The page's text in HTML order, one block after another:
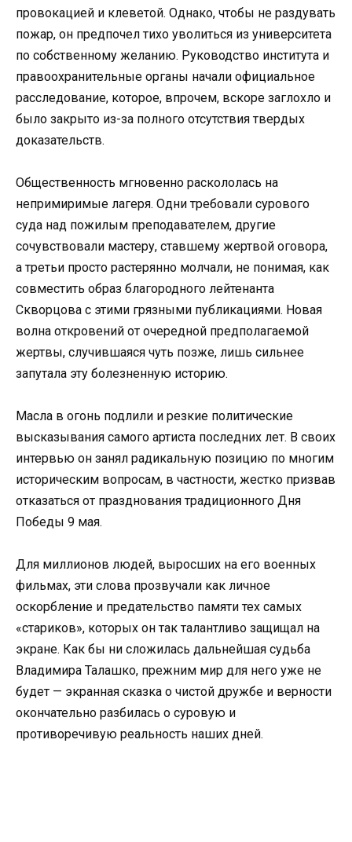
провокацией и клеветой. Однако, чтобы не раздувать
пожар, он предпочел тихо уволиться из университета
по собственному желанию. Руководство института и
правоохранительные органы начали официальное
расследование, которое, впрочем, вскоре заглохло и
было закрыто из-за полного отсутствия твердых
доказательств.
Общественность мгновенно раскололась на
непримиримые лагеря. Одни требовали сурового
суда над пожилым преподавателем, другие
сочувствовали мастеру, ставшему жертвой оговора,
а третьи просто растерянно молчали, не понимая, как
совместить образ благородного лейтенанта
Скворцова с этими грязными публикациями. Новая
волна откровений от очередной предполагаемой
жертвы, случившаяся чуть позже, лишь сильнее
запутала эту болезненную историю.
Масла в огонь подлили и резкие политические
высказывания самого артиста последних лет. В своих
интервью он занял радикальную позицию по многим
историческим вопросам, в частности, жестко призвав
отказаться от празднования традиционного Дня
Победы 9 мая.
Для миллионов людей, выросших на его военных
фильмах, эти слова прозвучали как личное
оскорбление и предательство памяти тех самых
«стариков», которых он так талантливо защищал на
экране. Как бы ни сложилась дальнейшая судьба
Владимира Талашко, прежним мир для него уже не
будет — экранная сказка о чистой дружбе и верности
окончательно разбилась о суровую и
противоречивую реальность наших дней.